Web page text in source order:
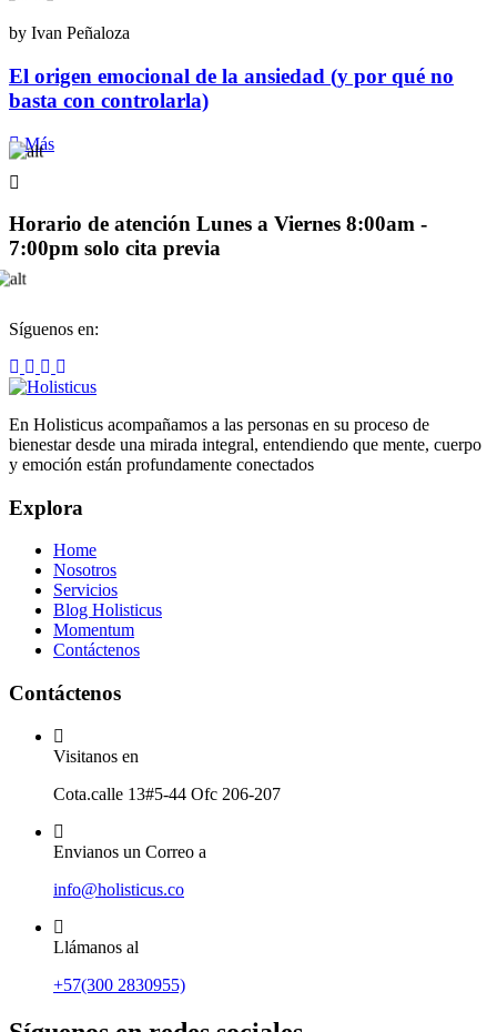
by Ivan Peñaloza
El origen emocional de la ansiedad (y por qué no
basta con controlarla)
Más
Horario de atención Lunes a Viernes 8:00am -
7:00pm solo cita previa
Síguenos en:
En Holisticus acompañamos a las personas en su proceso de
bienestar desde una mirada integral, entendiendo que mente, cuerpo
y emoción están profundamente conectados
Explora
Home
Nosotros
Servicios
Blog Holisticus
Momentum
Contáctenos
Contáctenos
Visitanos en
Cota.calle 13#5-44 Ofc 206-207
Envianos un Correo a
info@holisticus.co
Llámanos al
+57(300 2830955)